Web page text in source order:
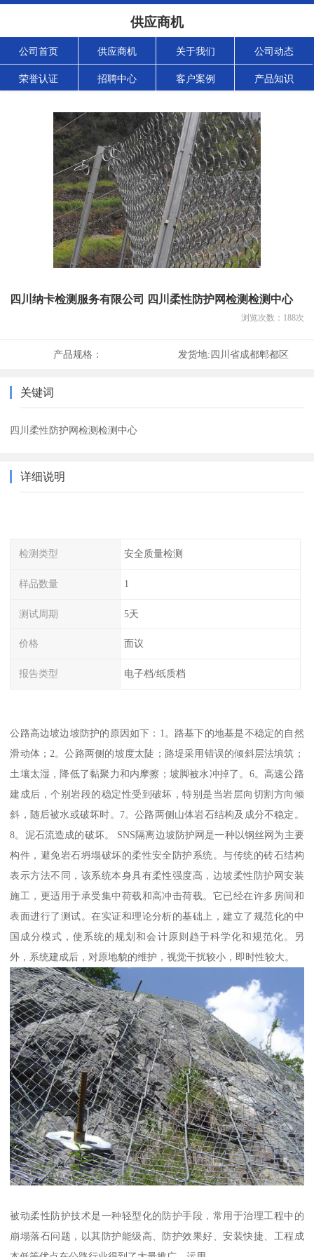
供应商机
公司首页 供应商机 关于我们 公司动态
荣誉认证 招聘中心 客户案例 产品知识
四川纳卡检测服务有限公司 四川柔性防护网检测检测中心
浏览次数： 188次
产品规格： 发货地:四川省成都郫都区
关键词
四川柔性防护网检测检测中心
详细说明
检测类型 安全质量检测
样品数量 1
测试周期 5天
价格 面议
报告类型 电子档/纸质档
公路高边坡边坡防护的原因如下：1。路基下的地基是不稳定的自然
滑动体；2。公路两侧的坡度太陡；路堤采用错误的倾斜层法填筑；
土壤太湿，降低了黏聚力和内摩擦；坡脚被水冲掉了。6。高速公路
建成后，个别岩段的稳定性受到破坏，特别是当岩层向切割方向倾
斜，随后被水或破坏时。7。公路两侧山体岩石结构及成分不稳定。
8。泥石流造成的破坏。 SNS隔离边坡防护网是一种以钢丝网为主要
构件，避免岩石坍塌破坏的柔性安全防护系统。与传统的砖石结构
表示方法不同，该系统本身具有柔性强度高，边坡柔性防护网安装
施工，更适用于承受集中荷载和高冲击荷载。它已经在许多房间和
表面进行了测试。在实证和理论分析的基础上，建立了规范化的中
国成分模式，使系统的规划和会计原则趋于科学化和规范化。另
外，系统建成后，对原地貌的维护，视觉干扰较小，即时性较大。
被动柔性防护技术是一种轻型化的防护手段，常用于治理工程中的
崩塌落石问题，以其防护能级高、防护效果好、安装快捷、工程成